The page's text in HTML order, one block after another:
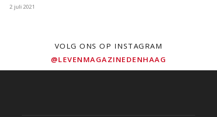
2 juli 2021
VOLG ONS OP INSTAGRAM
@LEVENMAGAZINEDENHAAG